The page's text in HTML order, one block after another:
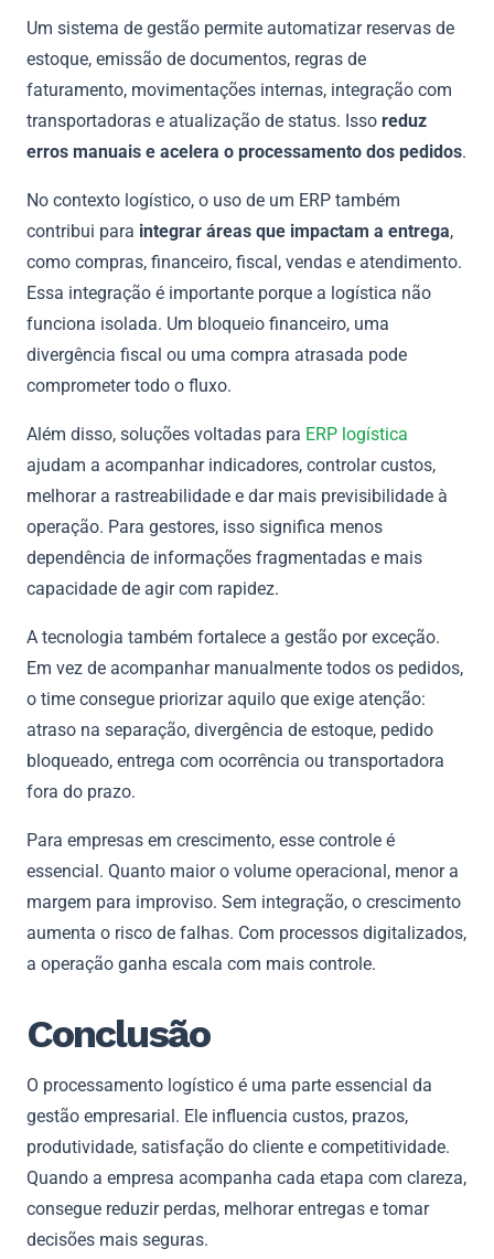
Um sistema de gestão permite automatizar reservas de
estoque, emissão de documentos, regras de
faturamento, movimentações internas, integração com
transportadoras e atualização de status. Isso reduz
erros manuais e acelera o processamento dos pedidos.
No contexto logístico, o uso de um ERP também
contribui para integrar áreas que impactam a entrega,
como compras, financeiro, fiscal, vendas e atendimento.
Essa integração é importante porque a logística não
funciona isolada. Um bloqueio financeiro, uma
divergência fiscal ou uma compra atrasada pode
comprometer todo o fluxo.
Além disso, soluções voltadas para ERP logística
ajudam a acompanhar indicadores, controlar custos,
melhorar a rastreabilidade e dar mais previsibilidade à
operação. Para gestores, isso significa menos
dependência de informações fragmentadas e mais
capacidade de agir com rapidez.
A tecnologia também fortalece a gestão por exceção.
Em vez de acompanhar manualmente todos os pedidos,
o time consegue priorizar aquilo que exige atenção:
atraso na separação, divergência de estoque, pedido
bloqueado, entrega com ocorrência ou transportadora
fora do prazo.
Para empresas em crescimento, esse controle é
essencial. Quanto maior o volume operacional, menor a
margem para improviso. Sem integração, o crescimento
aumenta o risco de falhas. Com processos digitalizados,
a operação ganha escala com mais controle.
Conclusão
O processamento logístico é uma parte essencial da
gestão empresarial. Ele influencia custos, prazos,
produtividade, satisfação do cliente e competitividade.
Quando a empresa acompanha cada etapa com clareza,
consegue reduzir perdas, melhorar entregas e tomar
decisões mais seguras.